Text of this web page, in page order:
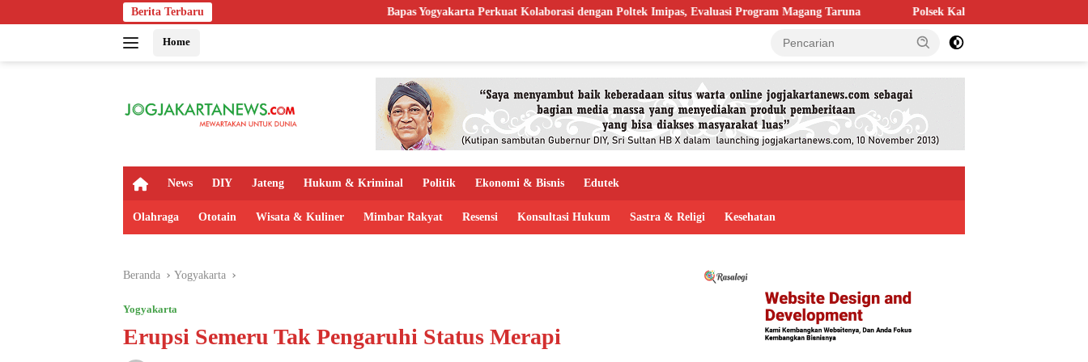
ke
Berita Terbaru Bapas Yogyakarta Perkuat Kolaborasi dengan Poltek Imipas, Evaluasi Program Magang Taruna Polsek Kaligondang Salurkan 1.200 Liter Air Bersih
Home
H
m
News DIY Jateng Hukum & Kriminal Politik Ekonomi & Bisnis Edutek
Olahraga Ototain Wisata & Kuliner Mimbar Rakyat Resensi Konsultasi Hukum Sastra & Religi Kesehatan
Beranda Yogyakarta
Yogyakarta
Erupsi Semeru Tak Pengaruhi Status Merapi